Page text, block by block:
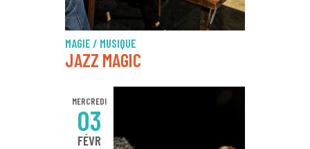
MAGIE / MUSIQUE
JAZZ MAGIC
MERCREDI
03
FÉVR